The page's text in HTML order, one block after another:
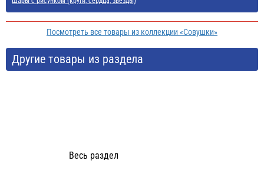
Посмотреть все товары из коллекции «Совушки»
Другие товары из раздела
Весь раздел